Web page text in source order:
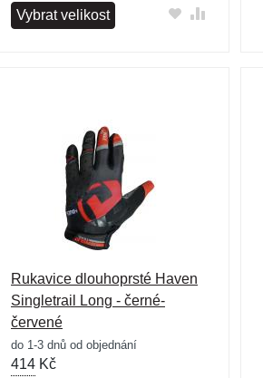
Vybrat velikost
Rukavice dlouhoprsté Haven
Singletrail Long - černé-
červené
do 1-3 dnů od objednání
414 Kč